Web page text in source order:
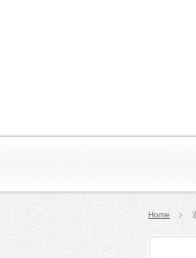
Home